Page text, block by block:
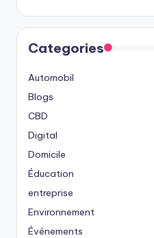
Categories
Automobil
Blogs
CBD
Digital
Domicile
Éducation
entreprise
Environnement
Événements